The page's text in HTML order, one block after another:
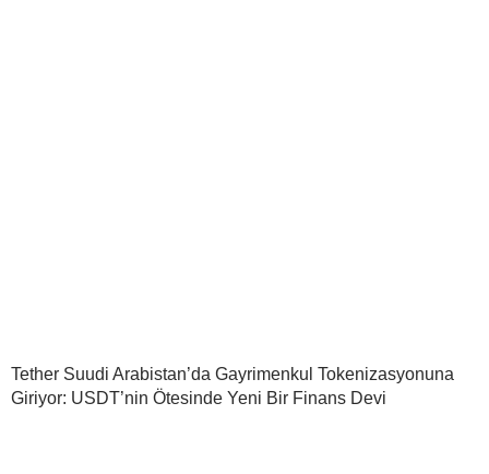
Tether Suudi Arabistan’da Gayrimenkul Tokenizasyonuna
Giriyor: USDT’nin Ötesinde Yeni Bir Finans Devi